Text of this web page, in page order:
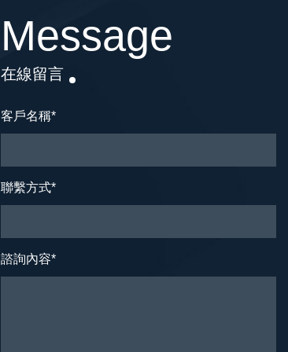
Message
在線留言
客戶名稱*
聯繫方式*
諮詢內容*